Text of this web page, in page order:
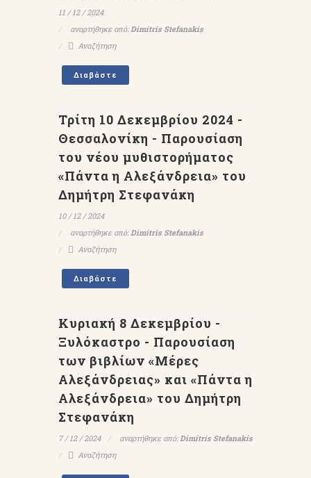
11 / 12 / 2024
αναρτήθηκε από:Dimitris Stefanakis
Αναζήτηση
Διαβάστε
Τρίτη 10 Δεκεμβρίου 2024 -
Θεσσαλονίκη - Παρουσίαση
του νέου μυθιστορήματος
«Πάντα η Αλεξάνδρεια» του
Δημήτρη Στεφανάκη
10 / 12 / 2024
αναρτήθηκε από:Dimitris Stefanakis
Αναζήτηση
Διαβάστε
Κυριακή 8 Δεκεμβρίου -
Ξυλόκαστρο - Παρουσίαση
των βιβλίων «Μέρες
Αλεξάνδρειας» και «Πάντα η
Αλεξάνδρεια» του Δημήτρη
Στεφανάκη
7 / 12 / 2024 αναρτήθηκε από:Dimitris Stefanakis
Αναζήτηση